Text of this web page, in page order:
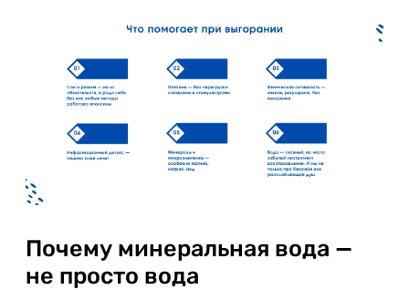
Почему минеральная вода —
не просто вода